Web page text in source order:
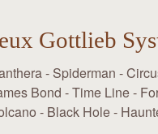
Gottlieb
- Spiderman -
Bond - Time Line -
- Black Hole -